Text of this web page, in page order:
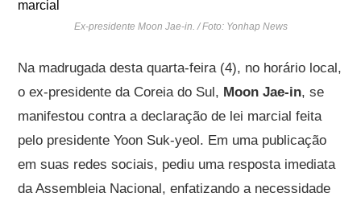
Ex-presidente Moon Jae-in. / Foto: Yonhap News
Na madrugada desta quarta-feira (4), no horário local,
o ex-presidente da Coreia do Sul, Moon Jae-in, se
manifestou contra a declaração de lei marcial feita
pelo presidente Yoon Suk-yeol. Em uma publicação
em suas redes sociais, pediu uma resposta imediata
da Assembleia Nacional, enfatizando a necessidade